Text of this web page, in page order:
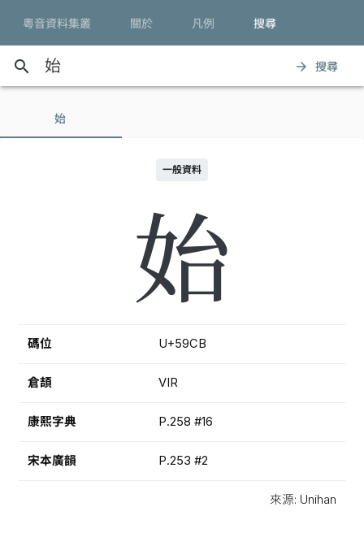
粵音資料集叢 關於 凡例 搜尋
search arrow_forward 搜尋
始
一般資料
始
碼位 U+59CB
倉頡 VIR
康熙字典 P.258 #16
宋本廣韻 P.253 #2
來源: Unihan